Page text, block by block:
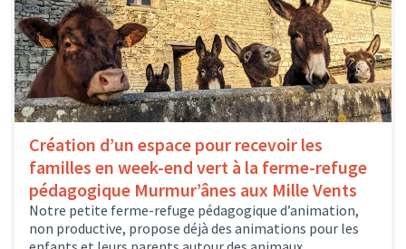
Création d’un espace pour recevoir les
familles en week-end vert à la ferme-refuge
pédagogique Murmur’ânes aux Mille Vents
Notre petite ferme-refuge pédagogique d’animation,
non productive, propose déjà des animations pour les